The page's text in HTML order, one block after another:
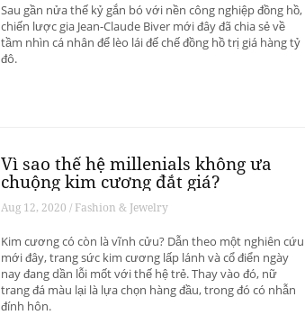
Sau gần nửa thế kỷ gắn bó với nền công nghiệp đồng hồ,
chiến lược gia Jean-Claude Biver mới đây đã chia sẻ về
tầm nhìn cá nhân để lèo lái đế chế đồng hồ trị giá hàng tỷ
đô.
Vì sao thế hệ millenials không ưa
chuộng kim cương đắt giá?
Aug 12, 2020 / Fashion & Jewelry
Kim cương có còn là vĩnh cửu? Dẫn theo một nghiên cứu
mới đây, trang sức kim cương lấp lánh và cổ điển ngày
nay đang dần lỗi mốt với thế hệ trẻ. Thay vào đó, nữ
trang đá màu lại là lựa chọn hàng đầu, trong đó có nhẫn
đính hôn.